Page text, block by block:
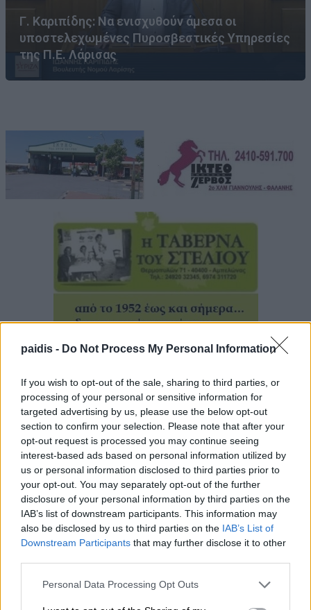
paidis - Do Not Process My Personal Information
If you wish to opt-out of the sale, sharing to third parties, or
processing of your personal or sensitive information for
targeted advertising by us, please use the below opt-out
section to confirm your selection. Please note that after your
opt-out request is processed you may continue seeing
interest-based ads based on personal information utilized by
us or personal information disclosed to third parties prior to
your opt-out. You may separately opt-out of the further
disclosure of your personal information by third parties on the
IAB’s list of downstream participants. This information may
also be disclosed by us to third parties on the IAB’s List of
Downstream Participants that may further disclose it to other
Personal Data Processing Opt Outs
Γ. Καριπίδης: Να ενισχυθούν άμεσα οι
υποστελεχωμένες Πυροσβεστικές Υπηρεσίες
της Π.Ε. Λάρισας
▌ΤΕΛΕΥΤΑΙΑ ΝΕΑ